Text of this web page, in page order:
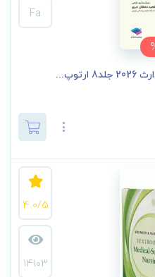
Fa
4.0/5
14103